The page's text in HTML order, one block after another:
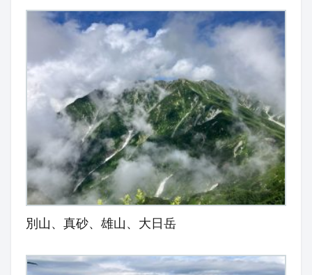
別山、真砂、雄山、大日岳